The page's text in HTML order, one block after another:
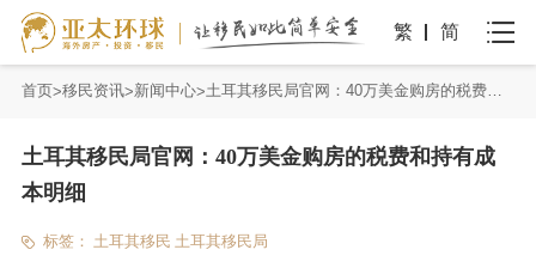
繁 简
首页 移民资讯 新闻中心 土耳其移民局官网：40万美金购房的税费和持有成本明细
土耳其移民局官网：40万美金购房的税费和持有成
本明细
标签： 土耳其移民 土耳其移民局